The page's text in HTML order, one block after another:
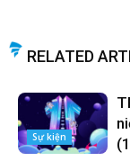
RELATED
Sự kiện